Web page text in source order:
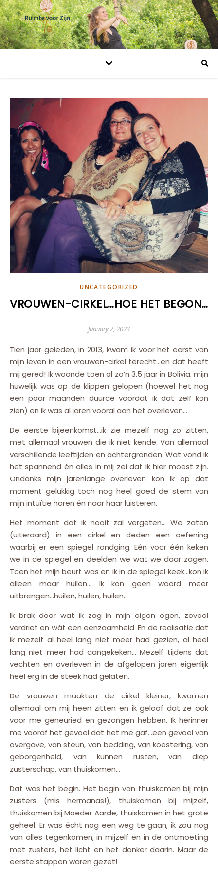
UNCATEGORIZED
VROUWEN-CIRKEL…HOE HET BEGON…
January 2, 2023
Tien jaar geleden, in 2013, kwam ik voor het eerst van
mijn leven in een vrouwen-cirkel terecht…en dat heeft
mij gered! Ik woonde toen al zo’n 3,5 jaar in Bolivia, mijn
huwelijk was op de klippen gelopen (hoewel het nog
een paar maanden duurde voordat ik dat zelf kon
zien) en ik was al jaren vooral aan het overleven…
De eerste bijeenkomst…ik zie mezelf nog zo zitten,
met allemaal vrouwen die ik niet kende. Van allemaal
verschillende leeftijden en achtergronden. Wat vond ik
het spannend én alles in mij zei dat ik hier moest zijn.
Ondanks mijn jarenlange overleven kon ik op dat
moment gelukkig toch nog heel goed de stem van
mijn intuïtie horen én naar haar luisteren.
Het moment dat ik nooit zal vergeten… We zaten
(uiteraard) in een cirkel en deden een oefening
waarbij er een spiegel rondging. Eén voor één keken
we in de spiegel en deelden we wat we daar zagen.
Toen het mijn beurt was en ik in de spiegel keek…kon ik
alleen maar huilen… Ik kon geen woord meer
uitbrengen…huilen, huilen, huilen…
Ik brak door wat ik zag in mijn eigen ogen, zoveel
verdriet en wát een eenzaamheid. En de realisatie dat
ik mezelf al heel lang niet meer had gezien, al heel
lang niet meer had aangekeken… Mezelf tijdens dat
vechten en overleven in de afgelopen jaren eigenlijk
heel erg in de steek had gelaten.
De vrouwen maakten de cirkel kleiner, kwamen
allemaal om mij heen zitten en ik geloof dat ze ook
voor me geneuried en gezongen hebben. Ik herinner
me vooraf het gevoel dat het me gaf…een gevoel van
overgave, van steun, van bedding, van koestering, van
geborgenheid, van kunnen rusten, van diep
zusterschap, van thuiskomen…
Dat was het begin. Het begin van thuiskomen bij mijn
zusters (mis hermanas!), thuiskomen bij mijzelf,
thuiskomen bij Moeder Aarde, thuiskomen in het grote
geheel. Er was écht nog een weg te gaan, ik zou nog
van alles tegenkomen, in mijzelf en in de ontmoeting
met zusters, het licht en het donker daarin. Maar de
eerste stappen waren gezet!